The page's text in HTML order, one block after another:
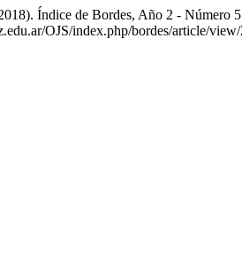
Índice de Bordes, Año 2 - Número
OJS/index.php/bordes/article/